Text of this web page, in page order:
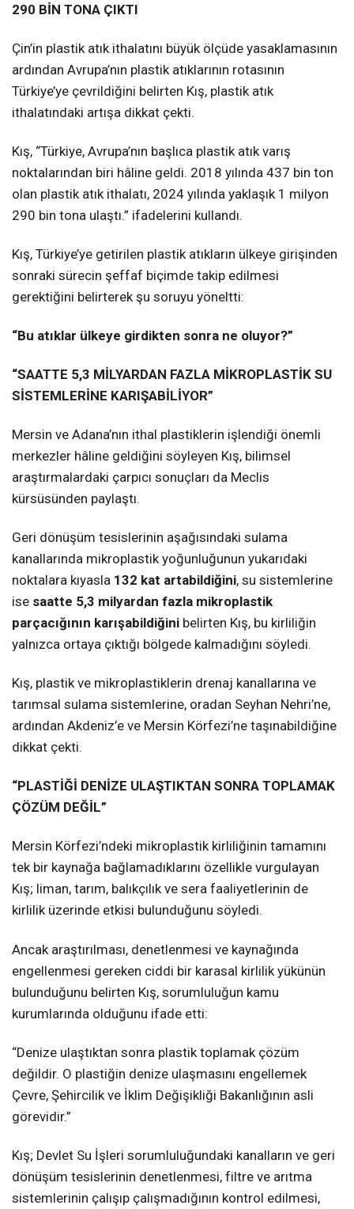
290 BİN TONA ÇIKTI
Çin’in plastik atık ithalatını büyük ölçüde yasaklamasının
ardından Avrupa’nın plastik atıklarının rotasının
Türkiye’ye çevrildiğini belirten Kış, plastik atık
ithalatındaki artışa dikkat çekti.
Kış, “Türkiye, Avrupa’nın başlıca plastik atık varış
noktalarından biri hâline geldi. 2018 yılında 437 bin ton
olan plastik atık ithalatı, 2024 yılında yaklaşık 1 milyon
290 bin tona ulaştı.” ifadelerini kullandı.
Kış, Türkiye’ye getirilen plastik atıkların ülkeye girişinden
sonraki sürecin şeffaf biçimde takip edilmesi
gerektiğini belirterek şu soruyu yöneltti:
“Bu atıklar ülkeye girdikten sonra ne oluyor?”
“SAATTE 5,3 MİLYARDAN FAZLA MİKROPLASTİK SU
SİSTEMLERİNE KARIŞABİLİYOR”
Mersin ve Adana’nın ithal plastiklerin işlendiği önemli
merkezler hâline geldiğini söyleyen Kış, bilimsel
araştırmalardaki çarpıcı sonuçları da Meclis
kürsüsünden paylaştı.
Geri dönüşüm tesislerinin aşağısındaki sulama
kanallarında mikroplastik yoğunluğunun yukarıdaki
noktalara kıyasla 132 kat artabildiğini, su sistemlerine
ise saatte 5,3 milyardan fazla mikroplastik
parçacığının karışabildiğini belirten Kış, bu kirliliğin
yalnızca ortaya çıktığı bölgede kalmadığını söyledi.
Kış, plastik ve mikroplastiklerin drenaj kanallarına ve
tarımsal sulama sistemlerine, oradan Seyhan Nehri’ne,
ardından Akdeniz’e ve Mersin Körfezi’ne taşınabildiğine
dikkat çekti.
“PLASTİĞİ DENİZE ULAŞTIKTAN SONRA TOPLAMAK
ÇÖZÜM DEĞİL”
Mersin Körfezi’ndeki mikroplastik kirliliğinin tamamını
tek bir kaynağa bağlamadıklarını özellikle vurgulayan
Kış; liman, tarım, balıkçılık ve sera faaliyetlerinin de
kirlilik üzerinde etkisi bulunduğunu söyledi.
Ancak araştırılması, denetlenmesi ve kaynağında
engellenmesi gereken ciddi bir karasal kirlilik yükünün
bulunduğunu belirten Kış, sorumluluğun kamu
kurumlarında olduğunu ifade etti:
“Denize ulaştıktan sonra plastik toplamak çözüm
değildir. O plastiğin denize ulaşmasını engellemek
Çevre, Şehircilik ve İklim Değişikliği Bakanlığının asli
görevidir.”
Kış; Devlet Su İşleri sorumluluğundaki kanalların ve geri
dönüşüm tesislerinin denetlenmesi, filtre ve arıtma
sistemlerinin çalışıp çalışmadığının kontrol edilmesi,